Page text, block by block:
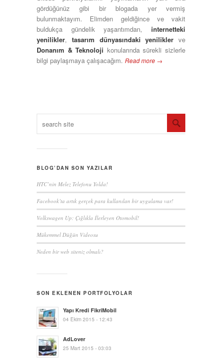
gördüğünüz gibi bir blogada yer vermiş
bulunmaktayım. Elimden geldiğince ve vakit
buldukça gündelik yaşantımdan, internetteki
yenilikler, tasarım dünyasındaki yenilikler ve
Donanım & Teknoloji konularında sürekli sizlerle
bilgi paylaşmaya çalışacağım. Read more →
BLOG’DAN SON YAZILAR
HTC’nin Melez Telefonu Yolda!
Facebook’ta artık gerçek para kullanılan bir uygulama var!
Volkswagen Up: Çığlıkla İlerleyen Otomobil!
Mükemmel Düğün Videosu
Neden bir web siteniz olmalı?
SON EKLENEN PORTFOLYOLAR
Yapı Kredi FikriMobil
04 Ekim 2015 - 12:43
AdLover
25 Mart 2015 - 03:03